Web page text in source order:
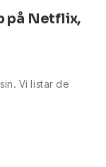
på Netflix,
Vi listar de